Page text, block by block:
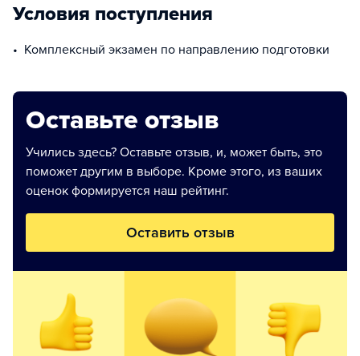
Условия поступления
Комплексный экзамен по направлению подготовки
Оставьте отзыв
Учились здесь? Оставьте отзыв, и, может быть, это
поможет другим в выборе. Кроме этого, из ваших
оценок формируется наш рейтинг.
Оставить отзыв